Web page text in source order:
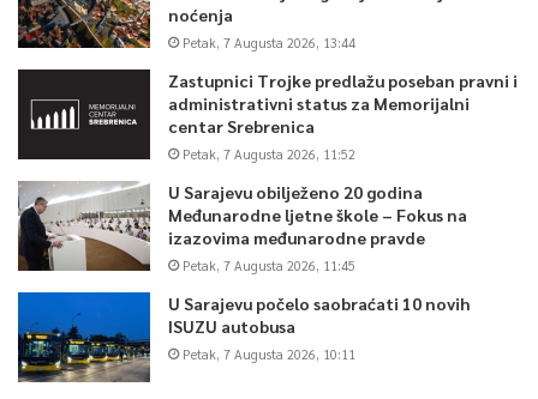
noćenja
Petak, 7 Augusta 2026, 13:44
Zastupnici Trojke predlažu poseban pravni i
administrativni status za Memorijalni
centar Srebrenica
Petak, 7 Augusta 2026, 11:52
U Sarajevu obilježeno 20 godina
Međunarodne ljetne škole – Fokus na
izazovima međunarodne pravde
Petak, 7 Augusta 2026, 11:45
U Sarajevu počelo saobraćati 10 novih
ISUZU autobusa
Petak, 7 Augusta 2026, 10:11